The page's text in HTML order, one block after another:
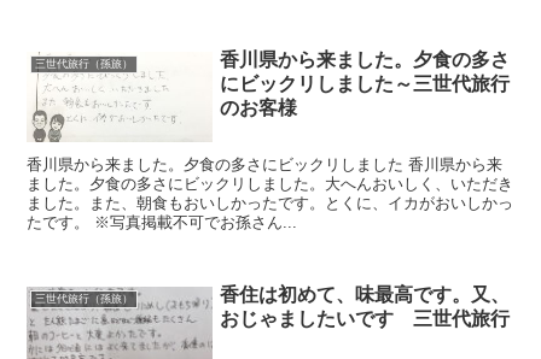
三世代旅行（孫旅）
香川県から来ました。夕食の多さ
にビックリしました～三世代旅行
のお客様
香川県から来ました。夕食の多さにビックリしました 香川県から来
ました。夕食の多さにビックリしました。大へんおいしく、いただき
ました。また、朝食もおいしかったです。とくに、イカがおいしかっ
たです。 ※写真掲載不可でお孫さん...
三世代旅行（孫旅）
香住は初めて、味最高です。又、
おじゃましたいです 三世代旅行